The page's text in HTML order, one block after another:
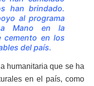
han brindado.
al programa
a Mano en la
cemento en los
del país.
humanitaria que se ha
en el país, como